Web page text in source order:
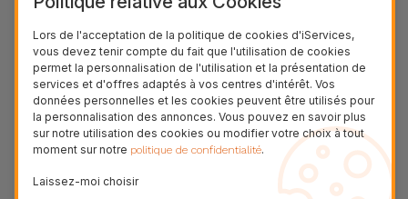
plus populaire d'Apple, l'iPhone 16et
Protection à 3 couches avec coques en
silicone
Nos coques en silicone pour iPhone ont une
construction robuste et de qualité, avec une
construction à trois couches, pour éviter au
maximum les accidents et les casses !
Lors de l'acceptation de la politique de cookies d'iServices,
vous devez tenir compte du fait que l'utilisation de cookies
permet la personnalisation de l'utilisation et la présentation de
services et d'offres adaptés à vos centres d'intérêt. Vos
données personnelles et les cookies peuvent être utilisés pour
la personnalisation des annonces. Vous pouvez en savoir plus
sur notre utilisation des cookies ou modifier votre choix à tout
moment sur notre politique de confidentialité.
Laissez-moi choisir